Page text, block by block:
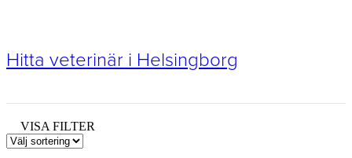
Hitta veterinär i Helsingborg
VISA FILTER